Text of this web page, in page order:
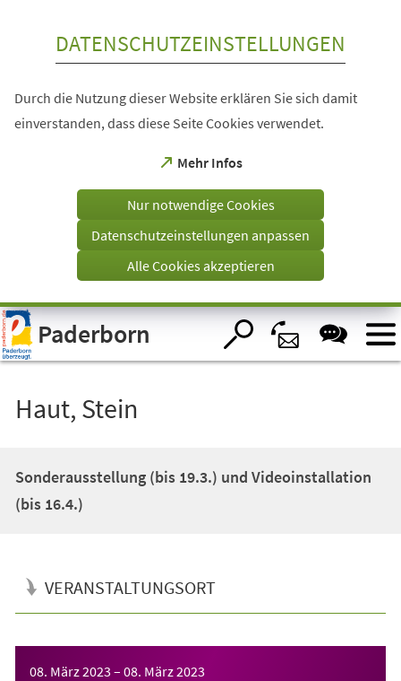
Visuelle
Assistenzsoftware
öffnen.
DATENSCHUTZEINSTELLUNGEN
Durch die Nutzung dieser Website erklären Sie sich damit
einverstanden, dass diese Seite Cookies verwendet.
Mehr Infos
(Öffnet
einem
Tab)
Nur notwendige Cookies
Datenschutzeinstellungen anpassen
Alle Cookies akzeptieren
Paderborn
Haut, Stein
Sonderausstellung (bis 19.3.) und Videoinstallation
(bis 16.4.)
VERANSTALTUNGSORT
08. März 2023 – 08. März 2023